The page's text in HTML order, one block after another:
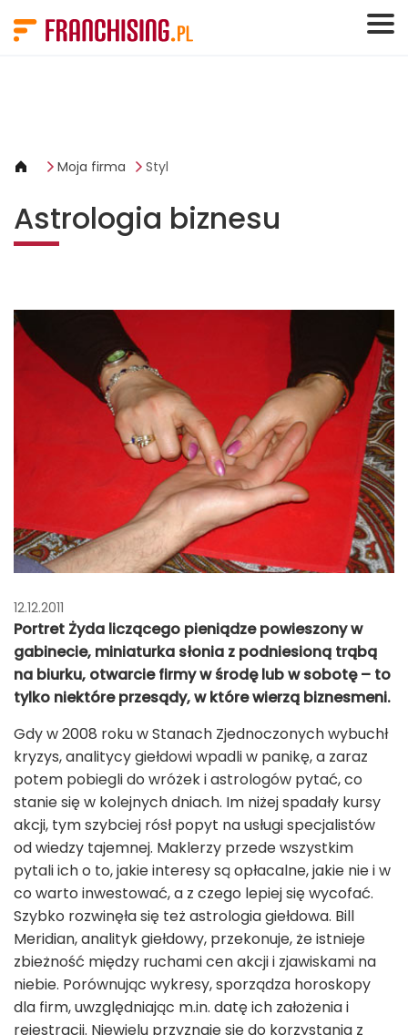
Moja firma Styl
Astrologia biznesu
12.12.2011
Portret Żyda liczącego pieniądze powieszony w
gabinecie, miniaturka słonia z podniesioną trąbą
na biurku, otwarcie firmy w środę lub w sobotę – to
tylko niektóre przesądy, w które wierzą biznesmeni.
Gdy w 2008 roku w Stanach Zjednoczonych wybuchł
kryzys, analitycy giełdowi wpadli w panikę, a zaraz
potem pobiegli do wróżek i astrologów pytać, co
stanie się w kolejnych dniach. Im niżej spadały kursy
akcji, tym szybciej rósł popyt na usługi specjalistów
od wiedzy tajemnej. Maklerzy przede wszystkim
pytali ich o to, jakie interesy są opłacalne, jakie nie i w
co warto inwestować, a z czego lepiej się wycofać.
Szybko rozwinęła się też astrologia giełdowa. Bill
Meridian, analityk giełdowy, przekonuje, że istnieje
zbieżność między ruchami cen akcji i zjawiskami na
niebie. Porównując wykresy, sporządza horoskopy
dla firm, uwzględniając m.in. datę ich założenia i
rejestracji. Niewielu przyznaje się do korzystania z